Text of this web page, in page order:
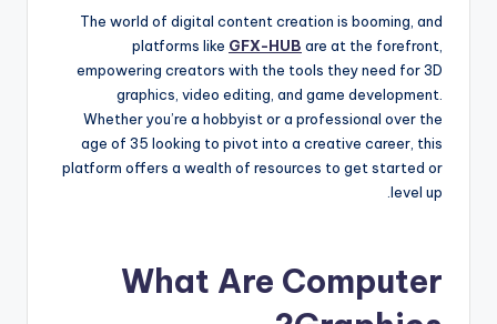
The world of digital content creation is booming, and
platforms like GFX-HUB are at the forefront,
empowering creators with the tools they need for 3D
graphics, video editing, and game development.
Whether you’re a hobbyist or a professional over the
age of 35 looking to pivot into a creative career, this
platform offers a wealth of resources to get started or
level up.
What Are Computer